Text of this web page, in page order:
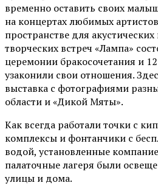
временно оставить своих
на концертах любимых
пространстве для
творческих встреч «Лампа»
церемонии бракосочетания и
узаконили свои отношения.
выставка с фотографиями
области и «Дикой Мяты».
Как всегда работали точки с
комплексы и фонтанчики с
водой, установленные
палаточные лагеря были
улицы и дома.